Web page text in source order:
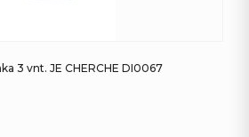
Muštukas musėms Ranka 3 vnt. JE CHERCHE DI0067